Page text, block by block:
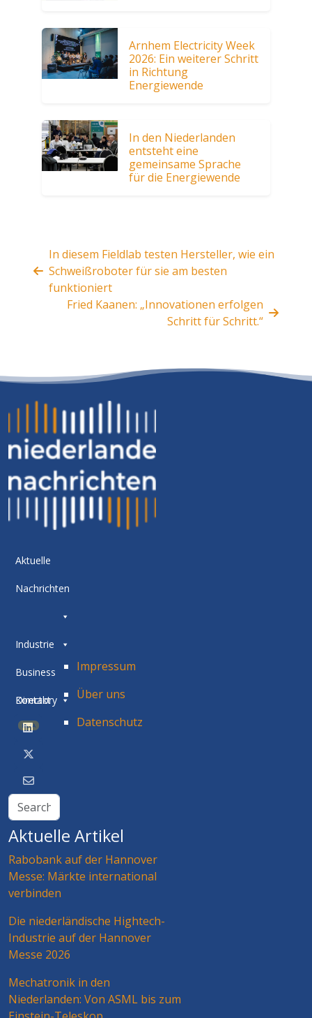
Arnhem Electricity Week
2026: Ein weiterer Schritt
in Richtung
Energiewende
In den Niederlanden
entsteht eine
gemeinsame Sprache
für die Energiewende
In diesem Fieldlab testen Hersteller, wie ein
Schweißroboter für sie am besten
funktioniert
Fried Kaanen: „Innovationen erfolgen
Schritt für Schritt.“
Aktuelle
Nachrichten
Industrie
Business
Directory
BETA
Kontakt
Impressum
Über uns
Datenschutz
Aktuelle Artikel
Rabobank auf der Hannover
Messe: Märkte international
verbinden
Die niederländische Hightech-
Industrie auf der Hannover
Messe 2026
Mechatronik in den
Niederlanden: Von ASML bis zum